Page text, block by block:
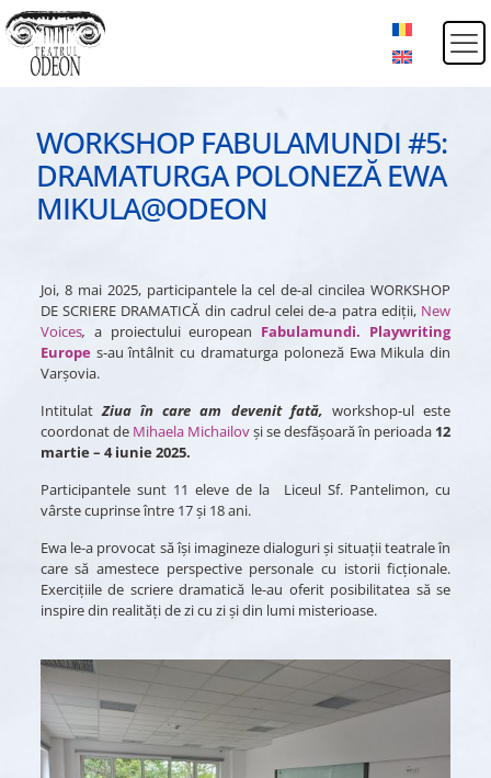
WORKSHOP FABULAMUNDI #5:
DRAMATURGA POLONEZĂ EWA
MIKULA@ODEON
Joi, 8 mai 2025, participantele la cel de-al cincilea WORKSHOP
DE SCRIERE DRAMATICĂ din cadrul celei de-a patra ediții, New
Voices, a proiectului european Fabulamundi. Playwriting
Europes-au întâlnit cu dramaturga poloneză Ewa Mikula din
Varșovia.
IntitulatZiua în care am devenit fată,workshop-ul este
coordonat de Mihaela Michailovși se desfășoară în perioada 12
martie – 4 iunie 2025.
Participantele sunt 11 eleve de la Liceul Sf. Pantelimon, cu
vârste cuprinse între 17 și 18 ani.
Ewa le-a provocat să își imagineze dialoguri și situații teatrale în
care să amestece perspective personale cu istorii ficționale.
Exercițiile de scriere dramatică le-au oferit posibilitatea să se
inspire din realități de zi cu zi și din lumi misterioase.